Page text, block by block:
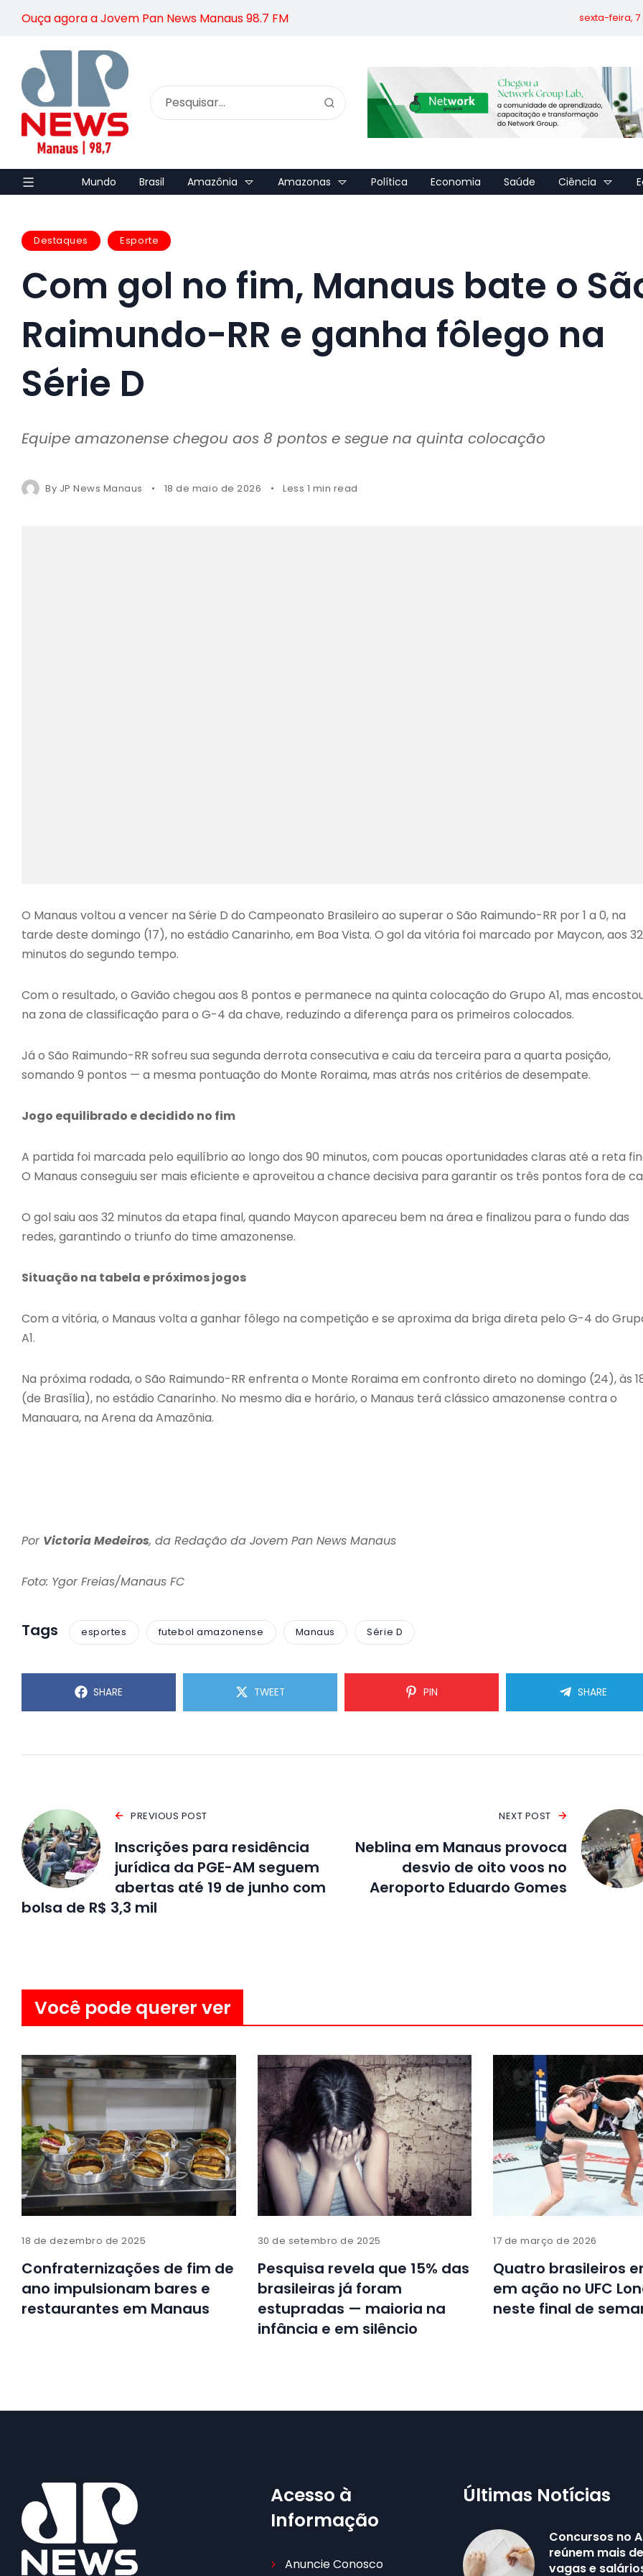
Ouça agora a Jovem Pan News Manaus 98.7 FM sexta-feira, 7
Mundo Brasil Amazônia Amazonas Política Economia Saúde Ciência
Destaques Esporte
Com gol no fim, Manaus bate o
Raimundo-RR e ganha fôlego na
Série D
Equipe amazonense chegou aos 8 pontos e segue na quinta colocação
By JP News Manaus 18 de maio de 2026 Less 1 min read
O Manaus voltou a vencer na Série D do Campeonato Brasileiro ao superar o São Raimundo-RR por 1 a 0, na
tarde deste domingo (17), no estádio Canarinho, em Boa Vista. O gol da vitória foi marcado por Maycon, aos 32
minutos do segundo tempo.
Com o resultado, o Gavião chegou aos 8 pontos e permanece na quinta colocação do Grupo A1, mas
na zona de classificação para o G-4 da chave, reduzindo a diferença para os primeiros colocados.
Já o São Raimundo-RR sofreu sua segunda derrota consecutiva e caiu da terceira para a quarta posição,
somando 9 pontos — a mesma pontuação do Monte Roraima, mas atrás nos critérios de desempate.
Jogo equilibrado e decidido no fim
A partida foi marcada pelo equilíbrio ao longo dos 90 minutos, com poucas oportunidades claras até a reta
O Manaus conseguiu ser mais eficiente e aproveitou a chance decisiva para garantir os três pontos fora de
O gol saiu aos 32 minutos da etapa final, quando Maycon apareceu bem na área e finalizou para o fundo das
redes, garantindo o triunfo do time amazonense.
Situação na tabela e próximos jogos
Com a vitória, o Manaus volta a ganhar fôlego na competição e se aproxima da briga direta pelo G-4 do
A1.
Na próxima rodada, o São Raimundo-RR enfrenta o Monte Roraima em confronto direto no domingo (24), às
(de Brasília), no estádio Canarinho. No mesmo dia e horário, o Manaus terá clássico amazonense contra o
Manauara, na Arena da Amazônia.
Por Victoria Medeiros, da Redação da Jovem Pan News Manaus
Foto: Ygor Freias/Manaus FC
Tags esportes futebol amazonense Manaus Série D
SHARE TWEET PIN SHARE
PREVIOUS POST
Inscrições para residência
jurídica da PGE-AM seguem
abertas até 19 de junho com
bolsa de R$ 3,3 mil
NEXT POST
Neblina em Manaus provoca
desvio de oito voos no
Aeroporto Eduardo Gomes
Você pode querer ver
18 de dezembro de 2025
Confraternizações de fim de
ano impulsionam bares e
restaurantes em Manaus
30 de setembro de 2025
Pesquisa revela que 15% das
brasileiras já foram
estupradas — maioria na
infância e em silêncio
17 de março de 2026
Quatro brasileiros
em ação no UFC
neste final de
Acesso à
Informação
Anuncie Conosco
Últimas Notícias
Concursos no
reúnem mais
vagas e